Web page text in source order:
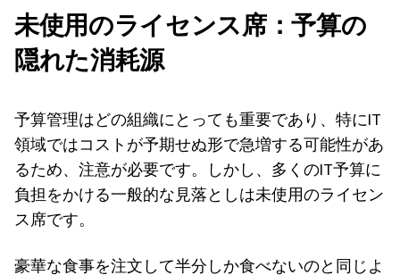
未使用のライセンス席：予算の
隠れた消耗源
予算管理はどの組織にとっても重要であり、特にIT
領域ではコストが予期せぬ形で急増する可能性があ
るため、注意が必要です。しかし、多くのIT予算に
負担をかける一般的な見落としは未使用のライセン
ス席です。
豪華な食事を注文して半分しか食べないのと同じよ